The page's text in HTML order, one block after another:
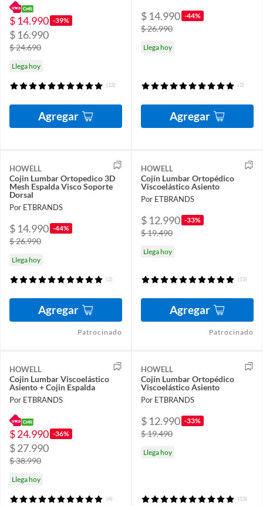
$ 14.990 -39%
$ 16.990
$ 24.690
Llega hoy
(12)
Agregar
$ 14.990 -44%
$ 26.990
Llega hoy
(2)
Agregar
HOWELL
Cojin Lumbar Ortopedico 3D
Mesh Espalda Visco Soporte
Dorsal
Por ETBRANDS
$ 14.990 -44%
$ 26.990
Llega hoy
(2)
Agregar
Patrocinado
HOWELL
Cojín Lumbar Ortopédico
Viscoelástico Asiento
Por ETBRANDS
$ 12.990 -33%
$ 19.490
Llega hoy
(13)
Agregar
Patrocinado
HOWELL
Cojin Lumbar Viscoelástico
Asiento + Cojin Espalda
Por ETBRANDS
$ 24.990 -36%
$ 27.990
$ 38.990
Llega hoy
(4)
HOWELL
Cojín Lumbar Ortopédico
Viscoelástico Asiento
Por ETBRANDS
$ 12.990 -33%
$ 19.490
Llega hoy
(13)